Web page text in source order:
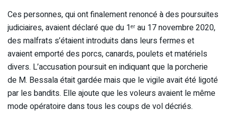
Ces personnes, qui ont finalement renoncé à des poursuites
judiciaires, avaient déclaré que du 1er au 17 novembre 2020,
des malfrats s’étaient introduits dans leurs fermes et
avaient emporté des porcs, canards, poulets et matériels
divers. L’accusation poursuit en indiquant que la porcherie
de M. Bessala était gardée mais que le vigile avait été ligoté
par les bandits. Elle ajoute que les voleurs avaient le même
mode opératoire dans tous les coups de vol décriés.